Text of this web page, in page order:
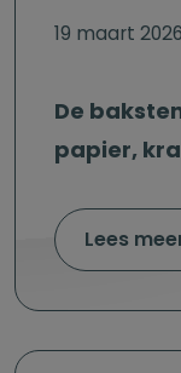
19 maart 2026
De
papier,
Lees